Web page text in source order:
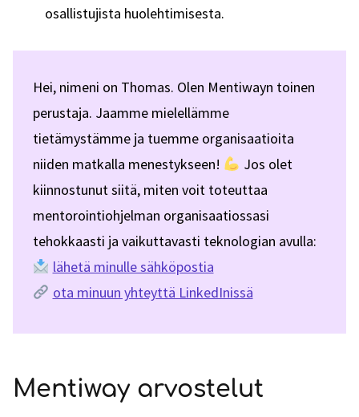
osallistujista huolehtimisesta.
Hei, nimeni on Thomas. Olen Mentiwayn toinen
perustaja. Jaamme mielellämme
tietämystämme ja tuemme organisaatioita
niiden matkalla menestykseen!
Jos olet
kiinnostunut siitä, miten voit toteuttaa
mentorointiohjelman organisaatiossasi
tehokkaasti ja vaikuttavasti teknologian avulla:
lähetä minulle sähköpostia
ota minuun yhteyttä LinkedInissä
Mentiway arvostelut